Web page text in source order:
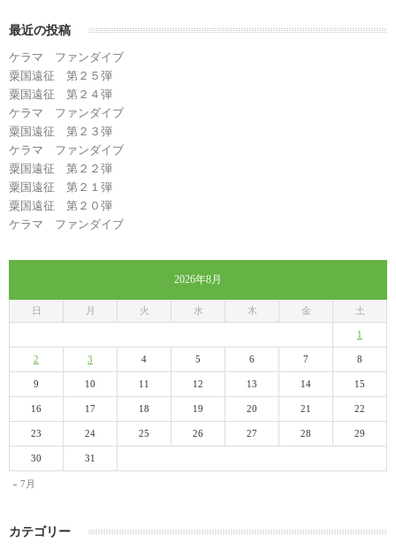
最近の投稿
ケラマ ファンダイブ
粟国遠征 第２５弾
粟国遠征 第２４弾
ケラマ ファンダイブ
粟国遠征 第２３弾
ケラマ ファンダイブ
粟国遠征 第２２弾
粟国遠征 第２１弾
粟国遠征 第２０弾
ケラマ ファンダイブ
2026年8月
日 月 火 水 木 金 土
« 7月
1
2 3 4 5 6 7 8
9 10 11 12 13 14 15
16 17 18 19 20 21 22
23 24 25 26 27 28 29
30 31
カテゴリー